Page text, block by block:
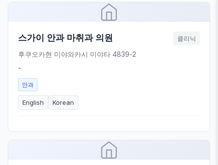
스가이 안과 마취과 의원 클리닉
후쿠오카현 미야와카시 미야타 4839-2
-
안과
English Korean